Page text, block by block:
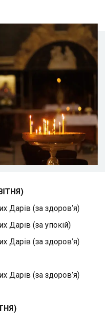
Дарів (за здоров’я)
Дарів (за упокій)
Дарів (за здоров’я)
Дарів (за здоров’я)